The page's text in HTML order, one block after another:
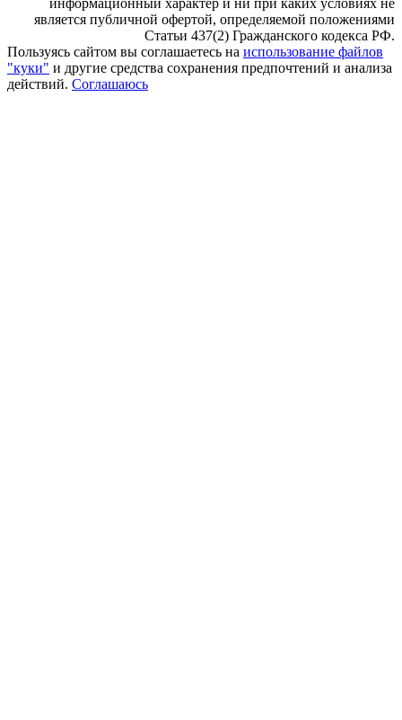
является публичной офертой, определяемой положениями
Статьи 437(2) Гражданского кодекса РФ.
Пользуясь сайтом вы соглашаетесь на использование файлов
"куки" и другие средства сохранения предпочтений и анализа
действий. Соглашаюсь